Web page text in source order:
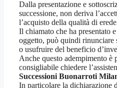
Dalla presentazione e
successione, non deriva
l’acquisto della qualità di
Il chiamato che ha presentato
oggetto, può quindi rinunciare
o usufruire del beneficio
Anche questo adempimento è
consigliabile chiedere
Successioni Buonarroti
In particolare la dichiarazione